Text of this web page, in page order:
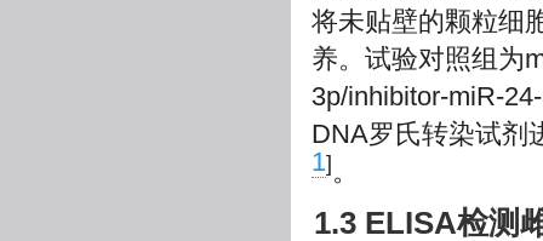
将未贴壁的颗粒细
养。试验对照组为
3p/inhibitor-miR-
DNA罗氏转染试剂
1]。
1.3 ELISA检测